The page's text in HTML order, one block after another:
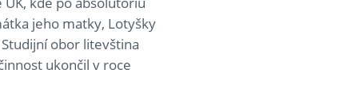
jeho matky, Lotyšky
obor litevština
ukončil v roce